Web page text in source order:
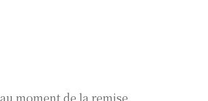
moment de la remise